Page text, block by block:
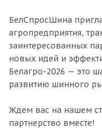
БелСпросШина
агропредприятия,
заинтересованных
новых идей и
Белагро-2026 — это
развитию шинного
Ждем вас на нашем
партнерство вместе!